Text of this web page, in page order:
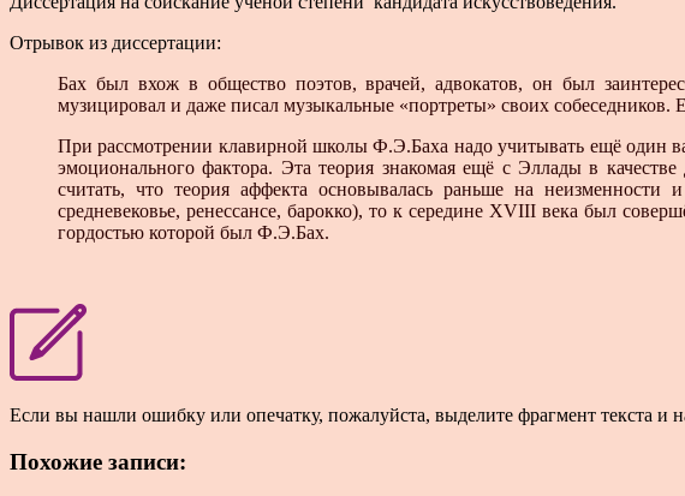
Отрывок из диссертации:
Бах был вхож в общество поэтов, врачей, адвокатов, он был
музицировал и даже писал музыкальные «портреты» своих собеседников.
При рассмотрении клавирной школы Ф.Э.Баха надо учитывать ещё один
эмоционального фактора. Эта теория знакомая ещё с Эллады в
считать, что теория аффекта основывалась раньше на неизменности
средневековье, ренессансе, барокко), то к середине XVIII века был
гордостью которой был Ф.Э.Бах.
Если вы нашли ошибку или опечатку, пожалуйста, выделите фрагмент текста и
Похожие записи: